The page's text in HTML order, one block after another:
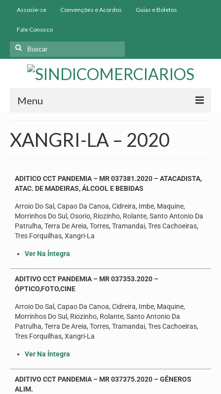
Associe-se Convenções e Acordos Guias e Boletos
Fale Conosco
Menu
Institucional
Diretoria
Homologação
Seus direitos
Jurídico
Subsedes
Convênios
Notícias
Convenções e Acordos
Mídias
Galeria de Fotos
XANGRI-LA – 2020
ADITICO CCT PANDEMIA – MR 037381.2020 – ATACADISTA,
ATAC. DE MADEIRAS, ÁLCOOL E BEBIDAS
Arroio Do Sal, Capao Da Canoa, Cidreira, Imbe, Maquine,
Morrinhos Do Sul, Osorio, Riozinho, Rolante, Santo Antonio Da
Patrulha, Terra De Areia, Torres, Tramandai, Tres Cachoeiras,
Tres Forquilhas, Xangri-La
Ver Na Íntegra
ADITIVO CCT PANDEMIA – MR 037353.2020 –
ÓPTICO,FOTO,CINE
Arroio Do Sal, Capao Da Canoa, Cidreira, Imbe, Maquine,
Morrinhos Do Sul, Riozinho, Rolante, Santo Antonio Da
Patrulha, Terra De Areia, Torres, Tramandai, Tres Cachoeiras,
Tres Forquilhas, Xangri-La
Ver Na Íntegra
ADITIVO CCT PANDEMIA – MR 037375.2020 – GÊNEROS
ALIM.